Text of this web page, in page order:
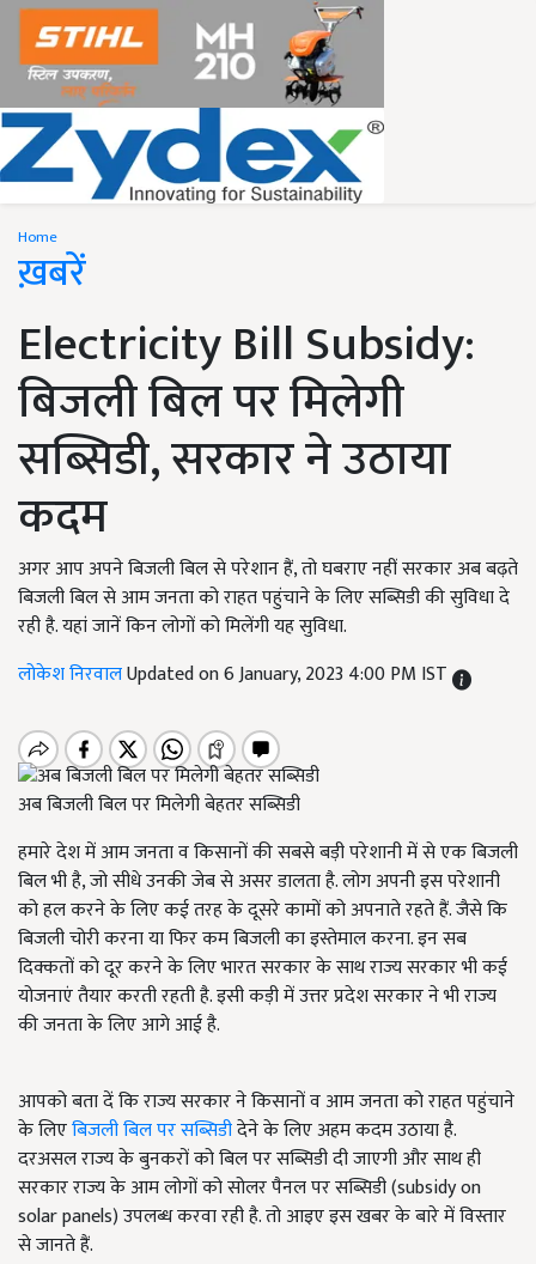
Home
ख़बरें
Electricity Bill Subsidy:
बिजली बिल पर मिलेगी
सब्सिडी, सरकार ने उठाया
कदम
अगर आप अपने बिजली बिल से परेशान हैं, तो घबराए नहीं सरकार अब बढ़ते
बिजली बिल से आम जनता को राहत पहुंचाने के लिए सब्सिडी की सुविधा दे
रही है. यहां जानें किन लोगों को मिलेंगी यह सुविधा.
लोकेश निरवालUpdated on 6 January, 2023 4:00 PM IST
अब बिजली बिल पर मिलेगी बेहतर सब्सिडी
हमारे देश में आम जनता व किसानों की सबसे बड़ी परेशानी में से एक बिजली
बिल भी है, जो सीधे उनकी जेब से असर डालता है. लोग अपनी इस परेशानी
को हल करने के लिए कई तरह के दूसरे कामों को अपनाते रहते हैं. जैसे कि
बिजली चोरी करना या फिर कम बिजली का इस्तेमाल करना. इन सब
दिक्कतों को दूर करने के लिए भारत सरकार के साथ राज्य सरकार भी कई
योजनाएं तैयार करती रहती है. इसी कड़ी में उत्तर प्रदेश सरकार ने भी राज्य
की जनता के लिए आगे आई है.
आपको बता दें कि राज्य सरकार ने किसानों व आम जनता को राहत पहुंचाने
के लिएबिजली बिल पर सब्सिडीदेने के लिए अहम कदम उठाया है.
दरअसल राज्य के बुनकरों को बिल पर सब्सिडी दी जाएगी और साथ ही
सरकार राज्य के आम लोगों को सोलर पैनल पर सब्सिडी (subsidy on
solar panels) उपलब्ध करवा रही है. तो आइए इस खबर के बारे में विस्तार
से जानते हैं.